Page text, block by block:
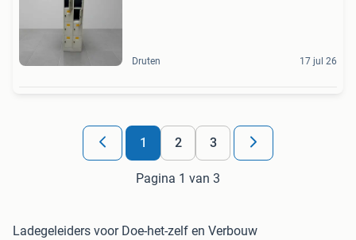
Druten 17 jul 26
1 2 3
Pagina 1 van 3
Ladegeleiders voor Doe-het-zelf en Verbouw